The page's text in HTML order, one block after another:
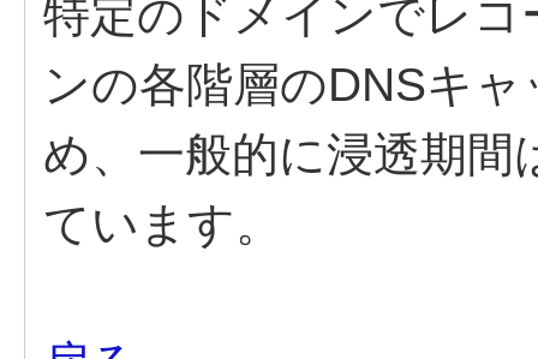
特定のドメインでレ
ンの各階層のDNSキ
め、一般的に浸透期
ています。